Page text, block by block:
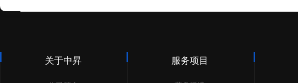
关于中昇 服务项目